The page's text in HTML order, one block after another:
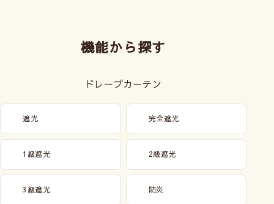
機能から探す
ドレープカーテン
遮光 完全遮光
1級遮光 2級遮光
3級遮光 防炎